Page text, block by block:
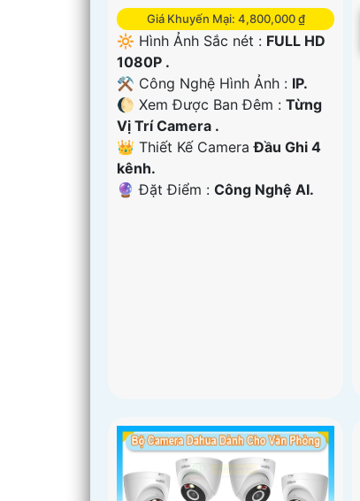
Giá Khuyến Mại: 4,800,000 ₫
🔆 Hình Ảnh Sắc nét : FULL HD
1080P .
⚒ Công Nghệ Hình Ảnh : IP.
🌔 Xem Được Ban Đêm : Từng
Vị Trí Camera .
👑 Thiết Kế CameraĐầu Ghi 4
kênh.
️🔮 Đặt Điểm : Công Nghệ AI.